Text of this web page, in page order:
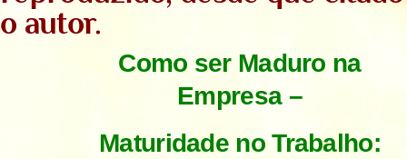
o autor.
Como ser Maduro na
Empresa –
Maturidade no Trabalho: